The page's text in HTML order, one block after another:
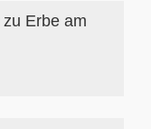
Erbe am